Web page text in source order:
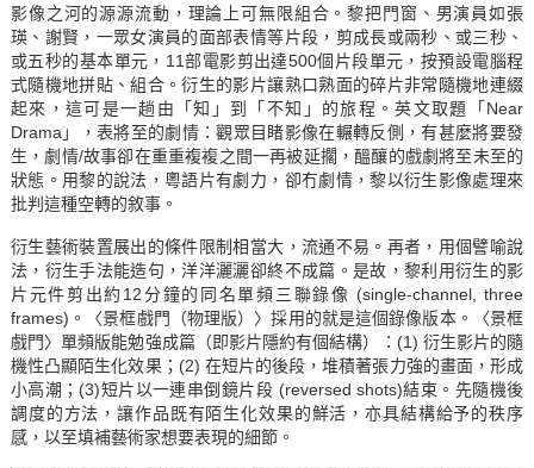
影像之河的源源流動，理論上可無限組合。黎把門窗、男演員如張
瑛、謝賢，一眾女演員的面部表情等片段，剪成長或兩秒、或三秒、
或五秒的基本單元，11部電影剪出達500個片段單元，按預設電腦程
式隨機地拼貼、組合。衍生的影片讓熟口熟面的碎片非常隨機地連綴
起來，這可是一趟由「知」到「不知」的旅程。英文取題「Near
Drama」，表將至的劇情：觀眾目睹影像在輾轉反側，有甚麼將要發
生，劇情/故事卻在重重複複之間一再被延擱，醞釀的戲劇將至未至的
狀態。用黎的說法，粵語片有劇力，卻冇劇情，黎以衍生影像處理來
批判這種空轉的敘事。
衍生藝術裝置展出的條件限制相當大，流通不易。再者，用個譬喻說
法，衍生手法能造句，洋洋灑灑卻終不成篇。是故，黎利用衍生的影
片元件剪出約12分鐘的同名單頻三聯錄像 (single-channel, three
frames)。〈景框戲門（物理版）〉採用的就是這個錄像版本。〈景框
戲門〉單頻版能勉強成篇（即影片隱約有個結構）：(1) 衍生影片的隨
機性凸顯陌生化效果；(2) 在短片的後段，堆積著張力強的畫面，形成
小高潮；(3)短片以一連串倒鏡片段 (reversed shots)結束。先隨機後
調度的方法，讓作品既有陌生化效果的鮮活，亦具結構給予的秩序
感，以至填補藝術家想要表現的細節。